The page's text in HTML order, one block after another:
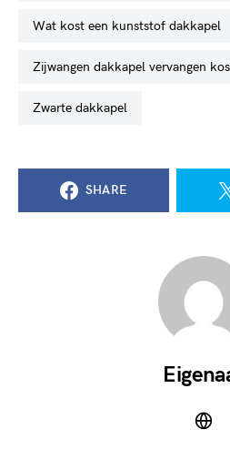
wat kost een kunststof dakkapel
zijwangen dakkapel vervangen
zwarte dakkapel
SHARE